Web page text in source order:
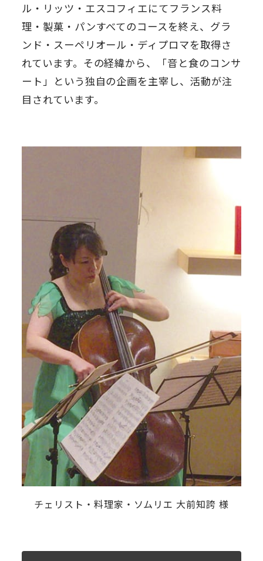
ル・リッツ・エスコフィエにてフランス料
理・製菓・パンすべてのコースを終え、グラ
ンド・スーペリオール・ディプロマを取得さ
れています。その経緯から、「音と食のコンサ
ート」という独自の企画を主宰し、活動が注
目されています。
チェリスト・料理家・ソムリエ 大前知誇 様